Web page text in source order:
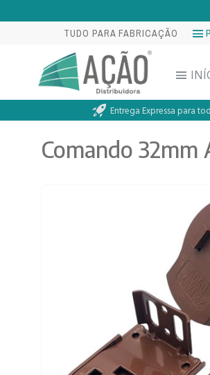
TUDO PARA FABRICAÇÃO
Entrega Expressa para
Comando